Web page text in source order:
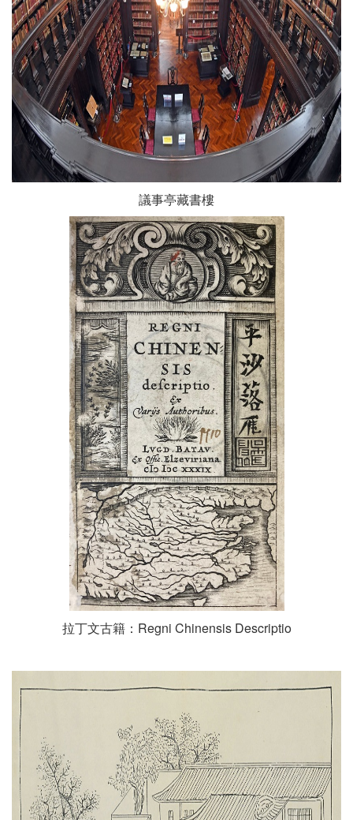
議事亭藏書樓
拉丁文古籍：Regni Chinensis Descriptio